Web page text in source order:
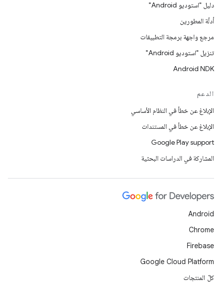
دليل "استوديو Android"
أدلّة المطورين
مرجع واجهة برمجة التطبيقات
تنزيل "استوديو Android"
Android NDK
الدعم
الإبلاغ عن خطأ في النظام الأساسي
الإبلاغ عن خطأ في المستندات
Google Play support
المشاركة في الدراسات البحثية
Android
Chrome
Firebase
Google Cloud Platform
كلّ المنتجات